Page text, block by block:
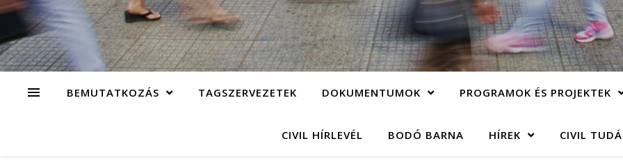
BEMUTATKOZÁS TAGSZERVEZETEK DOKUMENTUMOK PROGRAMOK ÉS PROJEKTEK
CIVIL HÍRLEVÉL BODÓ BARNA HÍREK CIVIL